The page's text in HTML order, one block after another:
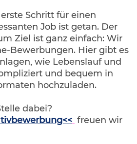
Schritt für einen
Job ist getan. Der
Ziel ist ganz einfach: Wir
Bewerbungen. Hier gibt es
wie Lebenslauf und
und bequem in
hochzuladen.
dabei?
freuen wir